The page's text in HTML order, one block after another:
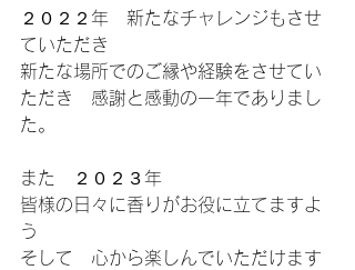
２０２２年　新たなチャレンジもさせ
ていただき
新たな場所でのご縁や経験をさせてい
ただき　感謝と感動の一年でありまし
た。
また　２０２３年
皆様の日々に香りがお役に立てますよ
う
そして　心から楽しんでいただけます